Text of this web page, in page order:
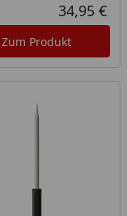
34,95 €
Zum Produkt